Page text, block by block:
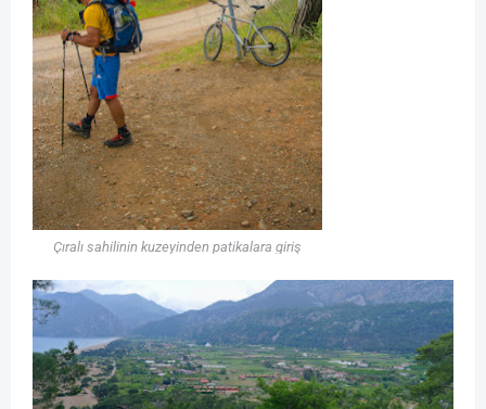
Çıralı sahilinin kuzeyinden patikalara giriş